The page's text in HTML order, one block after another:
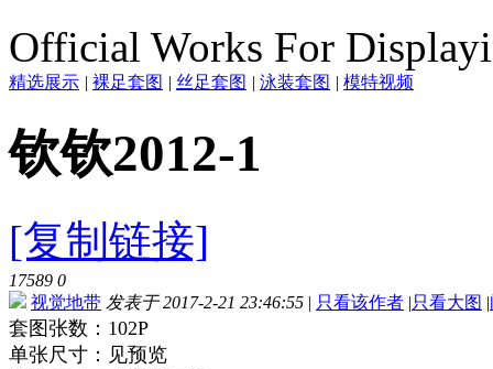
Official Works For
精选展示 | 裸足套图 | 丝足套图 | 泳装套图 | 模特视频
钦钦2012-1
[复制链接]
17589 0
视觉地带 发表于 2017-2-21 23:46:55 | 只看该作者 |只看大图 |
套图张数：102P
单张尺寸：见预览